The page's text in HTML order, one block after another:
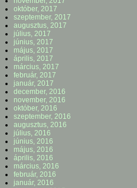
október, 2017
szeptember, 2017
augusztus, 2017
július, 2017
június, 2017
május, 2017
április, 2017
március, 2017
február, 2017
január, 2017
december, 2016
november, 2016
október, 2016
szeptember, 2016
augusztus, 2016
július, 2016
június, 2016
május, 2016
április, 2016
március, 2016
február, 2016
január, 2016